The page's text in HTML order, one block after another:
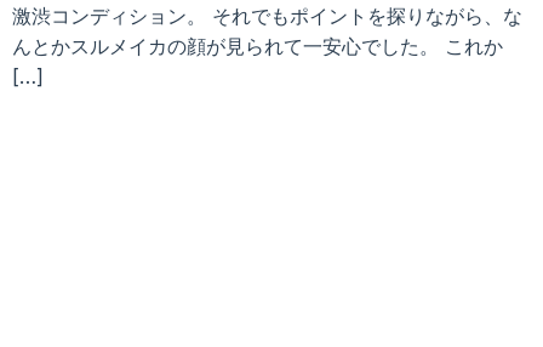
激渋コンディション。 それでもポイントを探りながら、な
んとかスルメイカの顔が見られて一安心でした。 これか
[…]